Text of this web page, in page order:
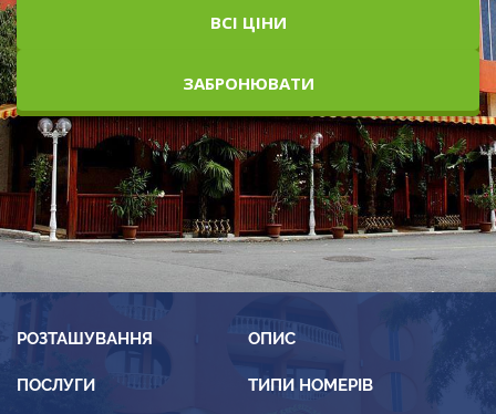
РОЗТАШУВАННЯ ОПИС
ПОСЛУГИ ТИПИ НОМЕРІВ
ВСІ ЦІНИ
ЗАБРОНЮВАТИ